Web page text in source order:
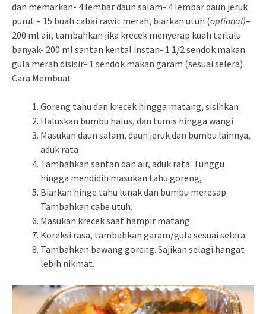
dan memarkan- 4 lembar daun salam- 4 lembar daun jeruk
purut – 15 buah cabai rawit merah, biarkan utuh (optional)–
200 ml air, tambahkan jika krecek menyerap kuah terlalu
banyak- 200 ml santan kental instan- 1 1/2 sendok makan
gula merah disisir- 1 sendok makan garam (sesuai selera)
Cara Membuat
Goreng tahu dan krecek hingga matang, sisihkan
Haluskan bumbu halus, dan tumis hingga wangi
Masukan daun salam, daun jeruk dan bumbu lainnya,
aduk rata
Tambahkan santan dan air, aduk rata. Tunggu
hingga mendidih masukan tahu goreng,
Biarkan hinge tahu lunak dan bumbu meresap.
Tambahkan cabe utuh.
Masukan krecek saat hampir matang.
Koreksi rasa, tambahkan garam/gula sesuai selera.
Tambahkan bawang goreng. Sajikan selagi hangat
lebih nikmat.